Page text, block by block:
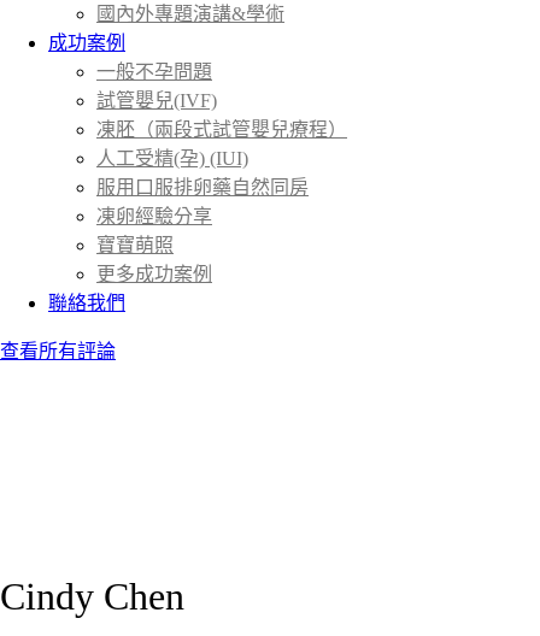
國內外專題演講&學術
成功案例
一般不孕問題
試管嬰兒(IVF)
凍胚（兩段式試管嬰兒療程）
人工受精(孕) (IUI)
服用口服排卵藥自然同房
凍卵經驗分享
寶寶萌照
更多成功案例
聯絡我們
查看所有評論
Cindy Chen